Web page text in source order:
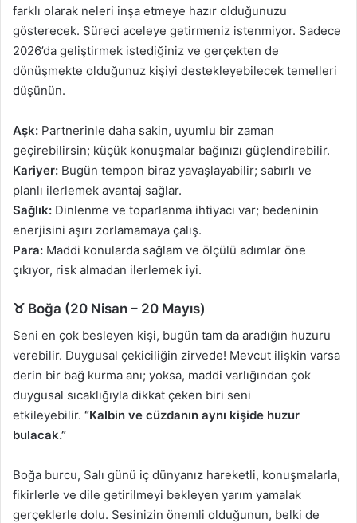
farklı olarak neleri inşa etmeye hazır olduğunuzu
gösterecek. Süreci aceleye getirmeniz istenmiyor. Sadece
2026’da geliştirmek istediğiniz ve gerçekten de
dönüşmekte olduğunuz kişiyi destekleyebilecek temelleri
düşünün.
Aşk: Partnerinle daha sakin, uyumlu bir zaman
geçirebilirsin; küçük konuşmalar bağınızı güçlendirebilir.
Kariyer: Bugün tempon biraz yavaşlayabilir; sabırlı ve
planlı ilerlemek avantaj sağlar.
Sağlık: Dinlenme ve toparlanma ihtiyacı var; bedeninin
enerjisini aşırı zorlamamaya çalış.
Para: Maddi konularda sağlam ve ölçülü adımlar öne
çıkıyor, risk almadan ilerlemek iyi.
♉ Boğa (20 Nisan – 20 Mayıs)
Seni en çok besleyen kişi, bugün tam da aradığın huzuru
verebilir. Duygusal çekiciliğin zirvede! Mevcut ilişkin varsa
derin bir bağ kurma anı; yoksa, maddi varlığından çok
duygusal sıcaklığıyla dikkat çeken biri seni
etkileyebilir. “Kalbin ve cüzdanın aynı kişide huzur
bulacak.”
Boğa burcu, Salı günü iç dünyanız hareketli, konuşmalarla,
fikirlerle ve dile getirilmeyi bekleyen yarım yamalak
gerçeklerle dolu. Sesinizin önemli olduğunun, belki de